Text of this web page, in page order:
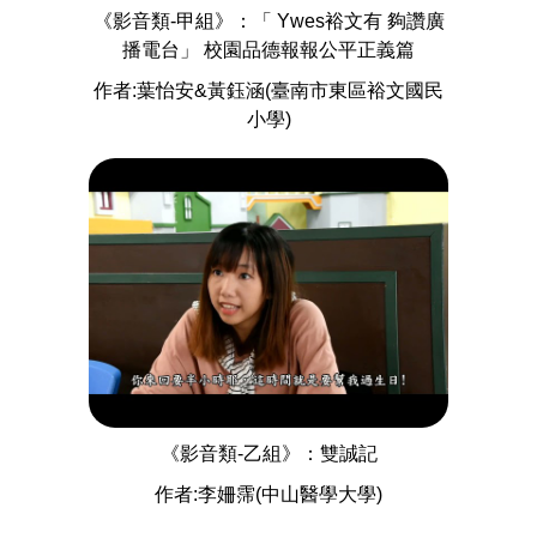
《影音類-甲組》：「 Ywes裕文有 夠讚廣
播電台」 校園品德報報公平正義篇
作者:葉怡安&黃鈺涵(臺南市東區裕文國民
小學)
《影音類-乙組》：雙誠記
作者:李姍霈(中山醫學大學)